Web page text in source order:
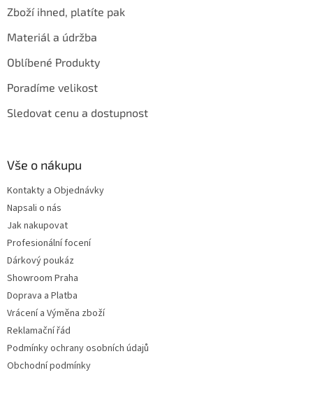
Zboží ihned, platíte pak
Materiál a údržba
Oblíbené Produkty
Poradíme velikost
Sledovat cenu a dostupnost
Vše o nákupu
Kontakty a Objednávky
Napsali o nás
Jak nakupovat
Profesionální focení
Dárkový poukáz
Showroom Praha
Doprava a Platba
Vrácení a Výměna zboží
Reklamační řád
Podmínky ochrany osobních údajů
Obchodní podmínky